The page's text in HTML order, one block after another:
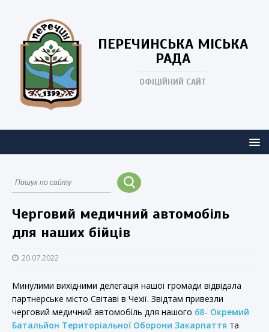
ПЕРЕЧИНСЬКА МІСЬКА
РАДА
ОФІЦІЙНИЙ САЙТ
Черговий медичний автомобіль
для наших бійців
20.07.2022
Минулими вихідними делегація нашої громади відвідала
партнерське місто Світаві в Чехії. Звідтам привезли
черговий медичний автомобіль для нашого 68- Окремий
Батальйон Територіальної Оборони Закарпаття та